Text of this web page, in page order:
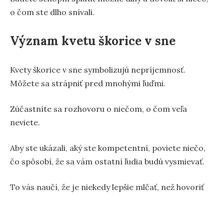
o čom ste dlho snívali.
Význam kvetu škorice v sne
Kvety škorice v sne symbolizujú nepríjemnosť.
Môžete sa strápniť pred mnohými ľuďmi.
Zúčastníte sa rozhovoru o niečom, o čom veľa
neviete.
Aby ste ukázali, aký ste kompetentní, poviete niečo,
čo spôsobí, že sa vám ostatní ľudia budú vysmievať.
To vás naučí, že je niekedy lepšie mlčať, než hovoriť